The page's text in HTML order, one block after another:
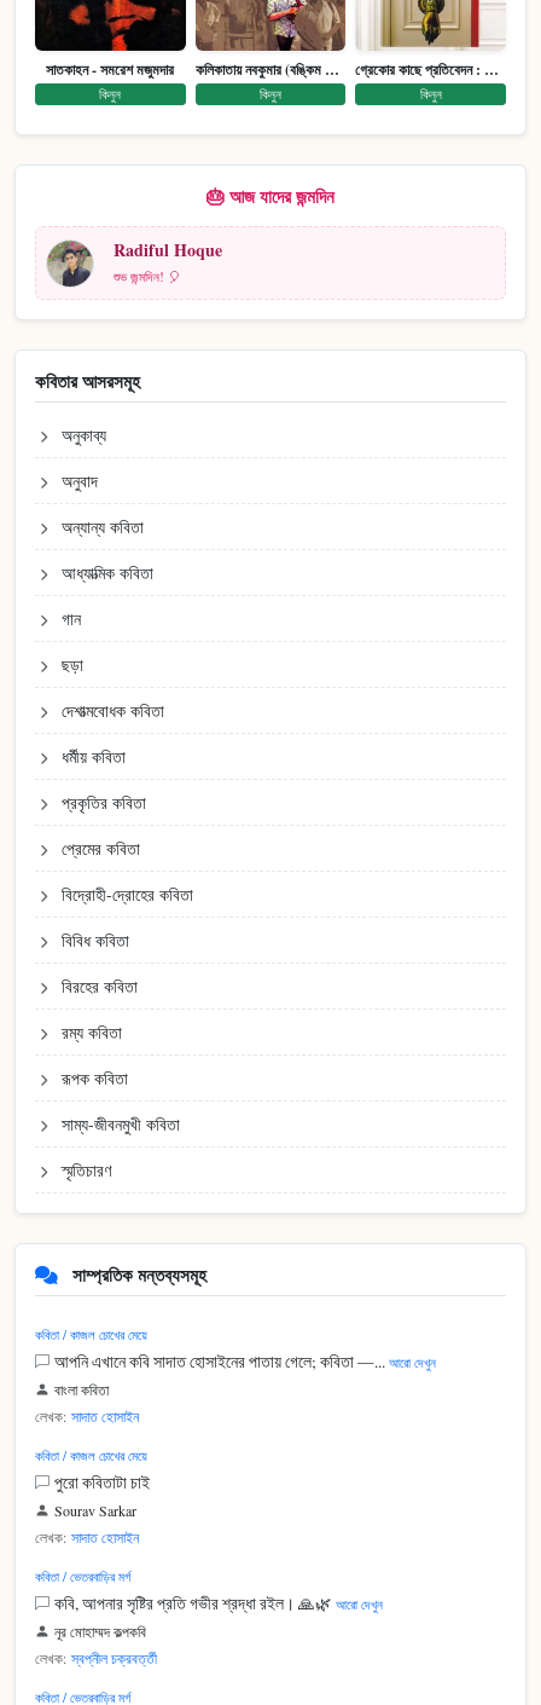
সাতকাহন - সমরেশ মজুমদার
কিনুন
কলিকাতায় নবকুমার (বঙ্কিম পুরষ্কারে সম্মানিত)(মানবিক মেগা উপন্যাস)
কিনুন
গ্রেকোর কাছে প্রতিবেদন : আত্মজীবনী
কিনুন
🎂 আজ যাদের জন্মদিন
Radiful Hoque
শুভ জন্মদিন! 🎈
কবিতার আসরসমূহ
অনুকাব্য
অনুবাদ
অন্যান্য কবিতা
আধ্যাত্মিক কবিতা
গান
ছড়া
দেশাত্মবোধক কবিতা
ধর্মীয় কবিতা
প্রকৃতির কবিতা
প্রেমের কবিতা
বিদ্রোহী-দ্রোহের কবিতা
বিবিধ কবিতা
বিরহের কবিতা
রম্য কবিতা
রূপক কবিতা
সাম্য-জীবনমুখী কবিতা
স্মৃতিচারণ
সাম্প্রতিক মন্তব্যসমূহ
কবিতা / কাজল চোখের মেয়ে
আপনি এখানে কবি সাদাত হোসাইনের পাতায় গেলে; কবিতা —... আরো দেখুন
বাংলা কবিতা
লেখক: সাদাত হোসাইন
কবিতা / কাজল চোখের মেয়ে
পুরো কবিতাটা চাই
Sourav Sarkar
লেখক: সাদাত হোসাইন
কবিতা / ভেতরবাড়ির মর্গ
কবি, আপনার সৃষ্টির প্রতি গভীর শ্রদ্ধা রইল। 🙏🌿 আরো দেখুন
নূর মোহাম্মদ কল্পকবি
লেখক: স্বপ্নীল চক্রবর্ত্তী
কবিতা / ভেতরবাড়ির মর্গ